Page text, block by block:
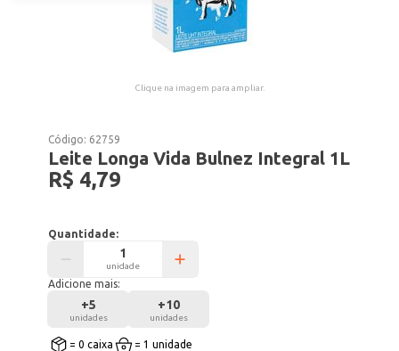
Clique na imagem para ampliar.
Código: 62759
Leite Longa Vida Bulnez Integral 1L
R$ 4,79
Quantidade:
unidade
Adicione mais:
+5
unidades
+10
unidades
= 0 caixa = 1 unidade